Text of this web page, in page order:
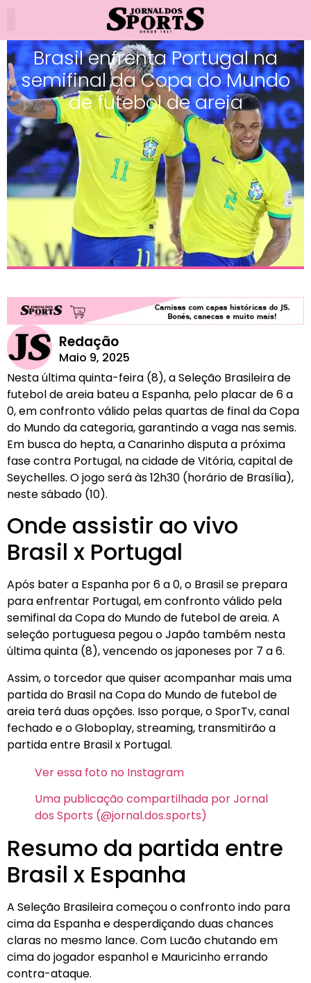
Brasil enfrenta Portugal na
semifinal da Copa do Mundo
de futebol de areia
Redação
Maio 9, 2025
Nesta última quinta-feira (8), a Seleção Brasileira de
futebol de areia bateu a Espanha, pelo placar de 6 a
0, em confronto válido pelas quartas de final da Copa
do Mundo da categoria, garantindo a vaga nas semis.
Em busca do hepta, a Canarinho disputa a próxima
fase contra Portugal, na cidade de Vitória, capital de
Seychelles. O jogo será às 12h30 (horário de Brasília),
neste sábado (10).
Onde assistir ao vivo
Brasil x Portugal
Após bater a Espanha por 6 a 0, o Brasil se prepara
para enfrentar Portugal, em confronto válido pela
semifinal da Copa do Mundo de futebol de areia. A
seleção portuguesa pegou o Japão também nesta
última quinta (8), vencendo os japoneses por 7 a 6.
Assim, o torcedor que quiser acompanhar mais uma
partida do Brasil na Copa do Mundo de futebol de
areia terá duas opções. Isso porque, o SporTv, canal
fechado e o Globoplay, streaming, transmitirão a
partida entre Brasil x Portugal.
Ver essa foto no Instagram
Uma publicação compartilhada por Jornal
dos Sports (@jornal.dos.sports)
Resumo da partida entre
Brasil x Espanha
A Seleção Brasileira começou o confronto indo para
cima da Espanha e desperdiçando duas chances
claras no mesmo lance. Com Lucão chutando em
cima do jogador espanhol e Mauricinho errando
contra-ataque.